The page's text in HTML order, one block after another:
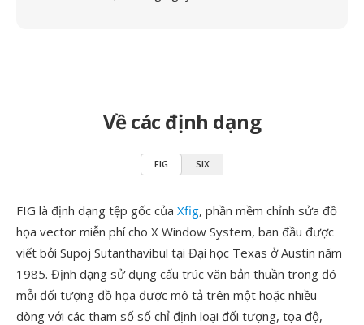
Về các định dạng
FIG SIX
FIG là định dạng tệp gốc của Xfig, phần mềm chỉnh sửa đồ
họa vector miễn phí cho X Window System, ban đầu được
viết bởi Supoj Sutanthavibul tại Đại học Texas ở Austin năm
1985. Định dạng sử dụng cấu trúc văn bản thuần trong đó
mỗi đối tượng đồ họa được mô tả trên một hoặc nhiều
dòng với các tham số số chỉ định loại đối tượng, tọa độ,